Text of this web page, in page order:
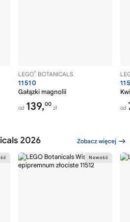
LEGO® BOTANICALS
11510
Gałązki magnolii
od 139,00
zł od
2026 Zobacz więcej